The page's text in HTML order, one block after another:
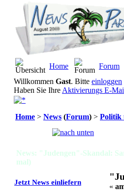
Home Forum
Willkommen Gast. Bitte einloggen
Haben Sie Ihre Aktivierungs E-
Home > News (Forum) > Politik
News: "Judengen"-Skandal:
mal)
Jetzt News einliefern «